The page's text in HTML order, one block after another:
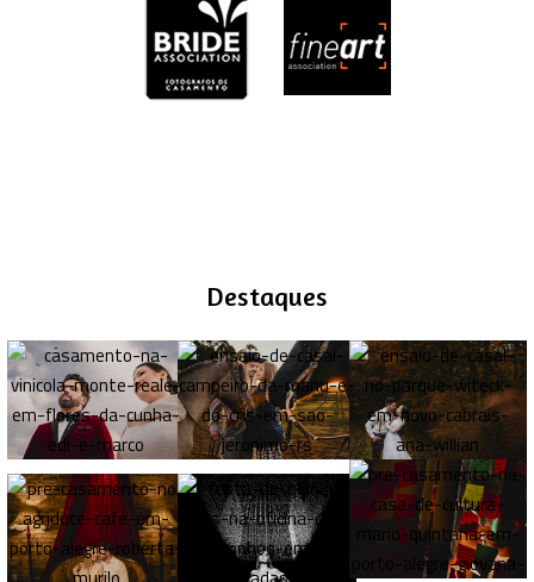
Destaques